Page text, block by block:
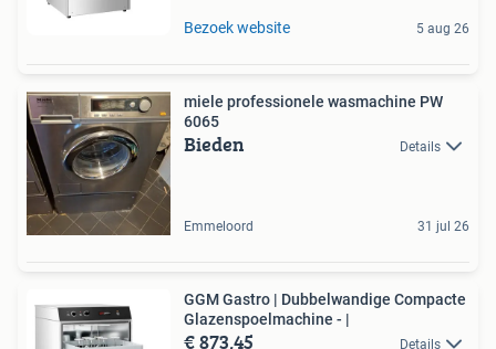
Bezoek website 5 aug 26
miele professionele wasmachine PW
6065
Bieden Details
Emmeloord 31 jul 26
GGM Gastro | Dubbelwandige Compacte
Glazenspoelmachine - |
€ 873,45 Details